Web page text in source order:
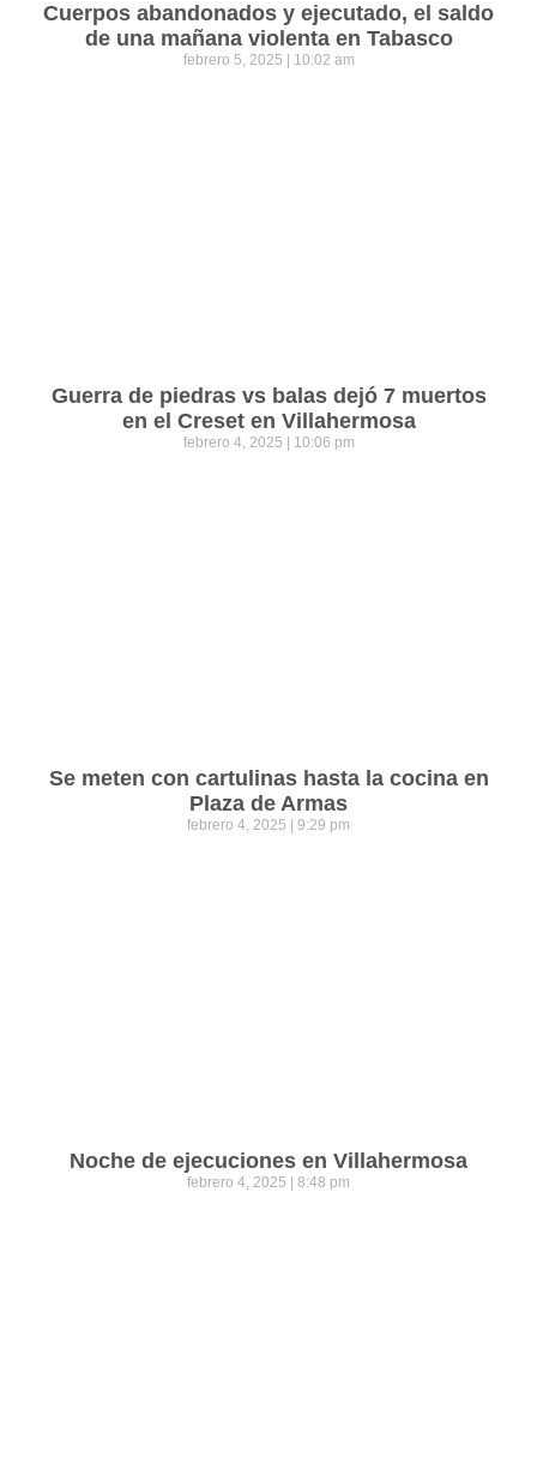
Cuerpos abandonados y ejecutado, el saldo
de una mañana violenta en Tabasco
febrero 5, 2025 10:02 am
Guerra de piedras vs balas dejó 7 muertos
en el Creset en Villahermosa
febrero 4, 2025 10:06 pm
Se meten con cartulinas hasta la cocina en
Plaza de Armas
febrero 4, 2025 9:29 pm
Noche de ejecuciones en Villahermosa
febrero 4, 2025 8:48 pm